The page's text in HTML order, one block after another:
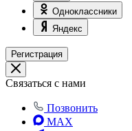
Одноклассники
Яндекс
Регистрация
Связаться с нами
Позвонить
MAX